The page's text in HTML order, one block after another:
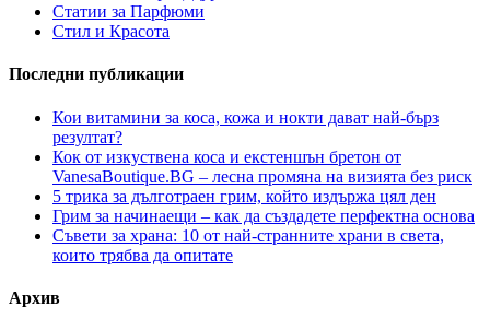
Статии за Парфюми
Стил и Красота
Последни публикации
Кои витамини за коса, кожа и нокти дават най-бърз
резултат?
Кок от изкуствена коса и екстеншън бретон от
VanesaBoutique.BG – лесна промяна на визията без риск
5 трика за дълготраен грим, който издържа цял ден
Грим за начинаещи – как да създадете перфектна основа
Съвети за храна: 10 от най-странните храни в света,
които трябва да опитате
Архив